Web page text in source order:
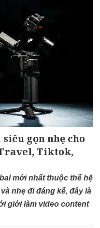
gọn nhẹ cho
Tiktok,
mới nhất thuộc thế hệ
nhẹ đi đáng kể, đây là
giới làm video content